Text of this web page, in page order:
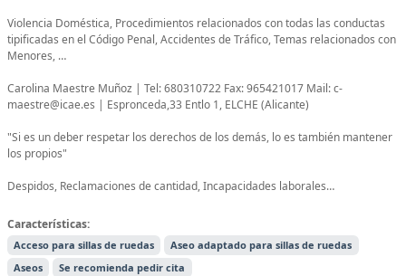
Violencia Doméstica, Procedimientos relacionados con todas las conductas
tipificadas en el Código Penal, Accidentes de Tráfico, Temas relacionados con
Menores, …
Carolina Maestre Muñoz | Tel: 680310722 Fax: 965421017 Mail: c-
maestre@icae.es | Espronceda,33 Entlo 1, ELCHE (Alicante)
"Si es un deber respetar los derechos de los demás, lo es también mantener
los propios"
Despidos, Reclamaciones de cantidad, Incapacidades laborales…
Características:
Acceso para sillas de ruedas
Aseo adaptado para sillas de ruedas
Aseos
Se recomienda pedir cita